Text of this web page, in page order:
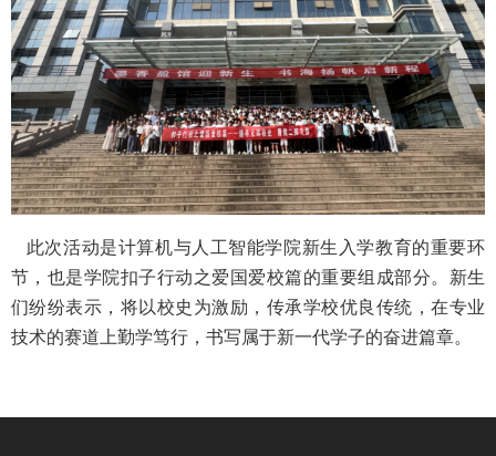
此次活动是计算机与人工智能学院新生入学教育的重要环
节，也是学院扣子行动之爱国爱校篇的重要组成部分。新生
们纷纷表示，将以校史为激励，传承学校优良传统，在专业
技术的赛道上勤学笃行，书写属于新一代学子的奋进篇章。